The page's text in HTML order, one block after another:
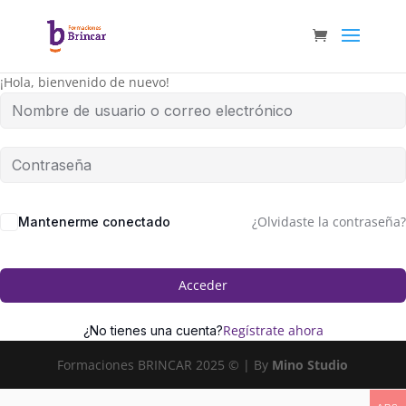
¡Hola, bienvenido de nuevo!
Mantenerme conectado ¿Olvidaste la contraseña?
Acceder
¿No tienes una cuenta?Regístrate ahora
Formaciones BRINCAR 2025 © | By Mino Studio